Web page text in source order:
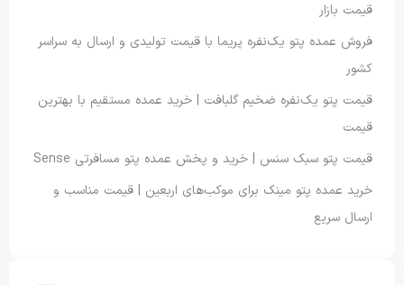
قیمت بازار
فروش عمده پتو یک‌نفره پریما با قیمت تولیدی و ارسال به سراسر
کشور
قیمت پتو یک‌نفره ضخیم گلبافت | خرید عمده مستقیم با بهترین
قیمت
قیمت پتو سبک سنس | خرید و پخش عمده پتو مسافرتی Sense
خرید عمده پتو مینک برای موکب‌های اربعین | قیمت مناسب و
ارسال سریع